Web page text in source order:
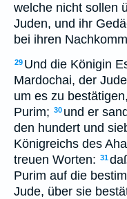
welche nicht sollen
Juden, und ihr
bei ihren
29 Und die Königin
Mardochai, der
um es zu
Purim; 30 und er
den hundert und
Königreichs des
treuen Worten: 31
Purim auf die
Jude, über sie